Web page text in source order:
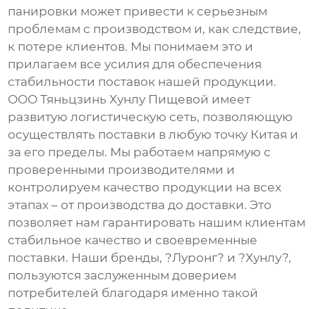
панировки может привести к серьезным
проблемам с производством и, как следствие,
к потере клиентов. Мы понимаем это и
прилагаем все усилия для обеспечения
стабильности поставок нашей продукции.
ООО Тяньцзинь Хунлу Пищевой имеет
развитую логистическую сеть, позволяющую
осуществлять поставки в любую точку Китая и
за его пределы. Мы работаем напрямую с
проверенными производителями и
контролируем качество продукции на всех
этапах – от производства до доставки. Это
позволяет нам гарантировать нашим клиентам
стабильное качество и своевременные
поставки. Наши бренды, ?Луронг? и ?Хунлу?,
пользуются заслуженным доверием
потребителей благодаря именно такой